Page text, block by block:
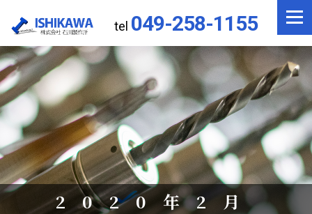
tel 049-258-1155
2020年2月